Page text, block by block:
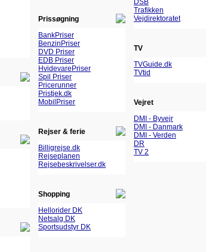
Prissøgning
BankPriser
BenzinPriser
DVD Priser
EDB Priser
HvidevarePriser
Spil Priser
Pricerunner
Pristjek.dk
MobilPriser
Rejser & ferie
Billigrejse.dk
Rejseplanen
Rejsebeskrivelser.dk
Shopping
Hellorider DK
Netsalg DK
Sportsudstyr DK
DSB
Trafikken
Vejdirektoratet
TV
TVGuide.dk
TVtid
Vejret
DMI - Byvejr
DMI - Danmark
DMI - Verden
DR
TV 2